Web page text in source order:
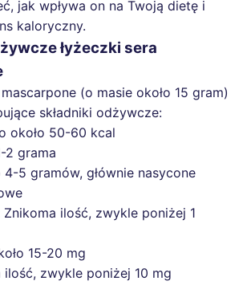
jak wpływa on na Twoją dietę i
kaloryczny.
łyżeczki sera
(o masie około 15 gram)
składniki odżywcze:
około 50-60 kcal
2 grama
4-5 gramów, głównie nasycone
ilość, zwykle poniżej 1
15-20 mg
ilość, zwykle poniżej 10 mg